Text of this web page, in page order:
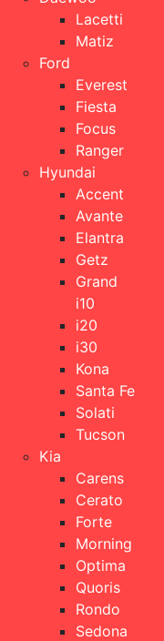
Lacetti
Matiz
Ford
Everest
Fiesta
Focus
Ranger
Hyundai
Accent
Avante
Elantra
Getz
Grand
i10
i20
i30
Kona
Santa Fe
Solati
Tucson
Kia
Carens
Cerato
Forte
Morning
Optima
Quoris
Rondo
Sedona